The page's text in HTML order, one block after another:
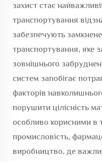
захист стає
транспортування
забезпечують
транспортування, яке
зовнішнього
систем запобігає
факторів
порушити цілісність
особливо корисними в
промисловість,
виробництво, де